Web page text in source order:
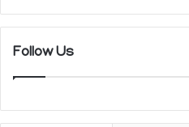
Follow Us